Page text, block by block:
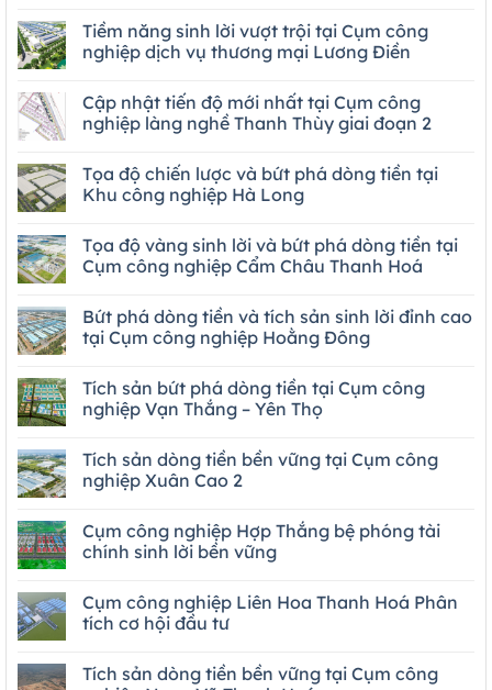
Tiềm năng sinh lời vượt trội tại Cụm công
nghiệp dịch vụ thương mại Lương Điền
Cập nhật tiến độ mới nhất tại Cụm công
nghiệp làng nghề Thanh Thùy giai đoạn 2
Tọa độ chiến lược và bứt phá dòng tiền tại
Khu công nghiệp Hà Long
Tọa độ vàng sinh lời và bứt phá dòng tiền tại
Cụm công nghiệp Cẩm Châu Thanh Hoá
Bứt phá dòng tiền và tích sản sinh lời đỉnh cao
tại Cụm công nghiệp Hoằng Đông
Tích sản bứt phá dòng tiền tại Cụm công
nghiệp Vạn Thắng – Yên Thọ
Tích sản dòng tiền bền vững tại Cụm công
nghiệp Xuân Cao 2
Cụm công nghiệp Hợp Thắng bệ phóng tài
chính sinh lời bền vững
Cụm công nghiệp Liên Hoa Thanh Hoá Phân
tích cơ hội đầu tư
Tích sản dòng tiền bền vững tại Cụm công